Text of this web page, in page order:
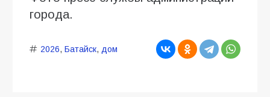
города.
2026, Батайск, дом